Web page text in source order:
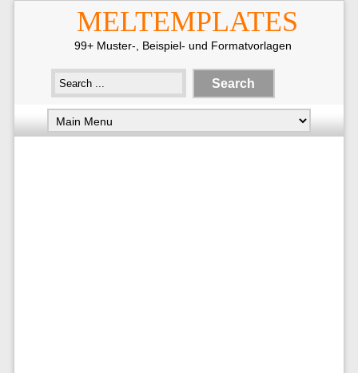
MELTEMPLATES
99+ Muster-, Beispiel- und Formatvorlagen